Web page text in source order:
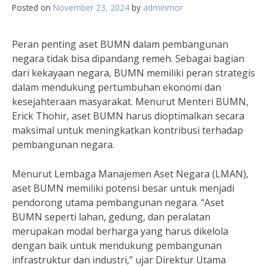
Posted on November 23, 2024 by adminmor
Peran penting aset BUMN dalam pembangunan
negara tidak bisa dipandang remeh. Sebagai bagian
dari kekayaan negara, BUMN memiliki peran strategis
dalam mendukung pertumbuhan ekonomi dan
kesejahteraan masyarakat. Menurut Menteri BUMN,
Erick Thohir, aset BUMN harus dioptimalkan secara
maksimal untuk meningkatkan kontribusi terhadap
pembangunan negara.
Menurut Lembaga Manajemen Aset Negara (LMAN),
aset BUMN memiliki potensi besar untuk menjadi
pendorong utama pembangunan negara. “Aset
BUMN seperti lahan, gedung, dan peralatan
merupakan modal berharga yang harus dikelola
dengan baik untuk mendukung pembangunan
infrastruktur dan industri,” ujar Direktur Utama